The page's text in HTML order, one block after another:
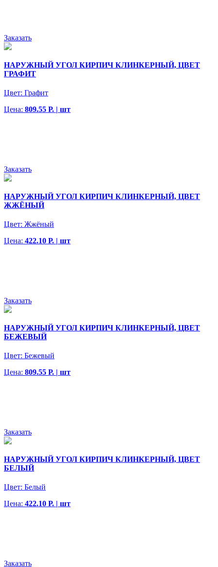
Заказать
НАРУЖНЫЙ УГОЛ КИРПИЧ КЛИНКЕРНЫЙ, ЦВЕТ
ГРАФИТ
Цвет: Графит
Цена: 809.55 Р. | шт
Заказать
НАРУЖНЫЙ УГОЛ КИРПИЧ КЛИНКЕРНЫЙ, ЦВЕТ
ЖЖЁНЫЙ
Цвет: Жжёный
Цена: 422.10 Р. | шт
Заказать
НАРУЖНЫЙ УГОЛ КИРПИЧ КЛИНКЕРНЫЙ, ЦВЕТ
БЕЖЕВЫЙ
Цвет: Бежевый
Цена: 809.55 Р. | шт
Заказать
НАРУЖНЫЙ УГОЛ КИРПИЧ КЛИНКЕРНЫЙ, ЦВЕТ
БЕЛЫЙ
Цвет: Белый
Цена: 422.10 Р. | шт
Заказать